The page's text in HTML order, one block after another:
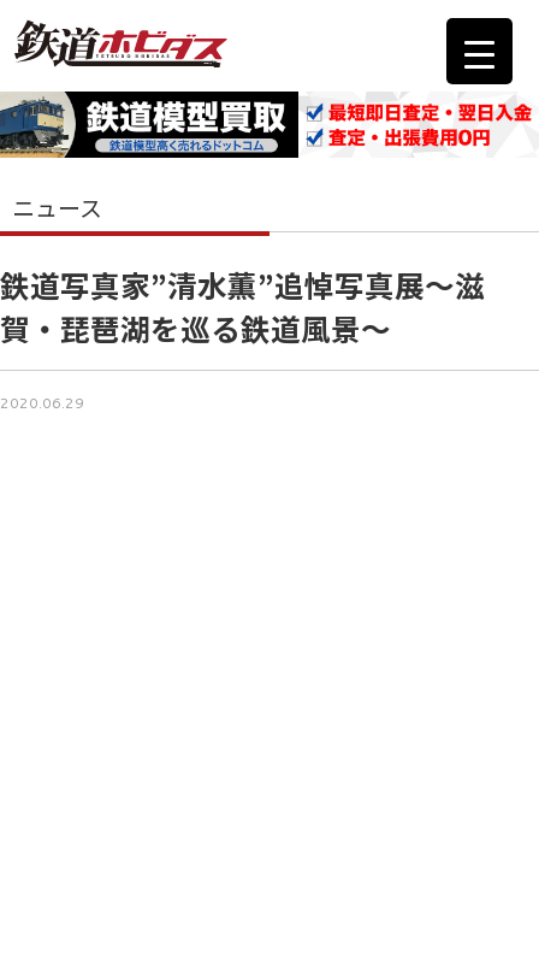
ニュース
鉄道写真家”清水薫”追悼写真展～滋
賀・琵琶湖を巡る鉄道風景～
2020.06.29